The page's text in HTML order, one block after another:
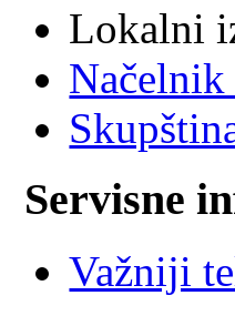
Lokalni
Načelnik
Servisne
Važniji